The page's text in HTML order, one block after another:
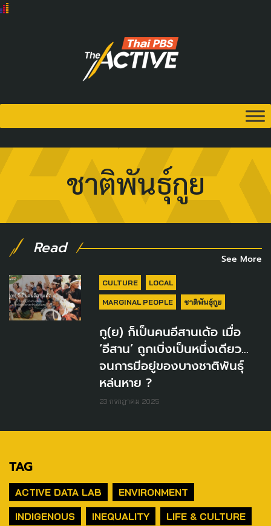
ชาติพันธุ์กูย
Read
See More
CULTURE LOCAL
MARGINAL PEOPLE ชาติพันธุ์กูย
กู(ย) ก็เป็นคนอีสานเด้อ เมื่อ
‘อีสาน’ ถูกเบิ่งเป็นหนึ่งเดียว…
จนการมีอยู่ของบางชาติพันธุ์
หล่นหาย ?
23 กรกฎาคม 2025
TAG
ACTIVE DATA LAB
ENVIRONMENT
INDIGENOUS
INEQUALITY
LIFE & CULTURE